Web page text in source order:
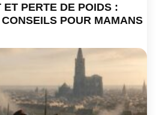
PERTE DE POIDS :
POUR MAMANS